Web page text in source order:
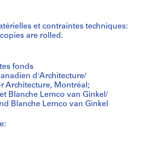
et contraintes techniques:
are rolled.
fonds
d'Architecture/
Architecture, Montréal;
Blanche Lemco van Ginkel/
Blanche Lemco van Ginkel